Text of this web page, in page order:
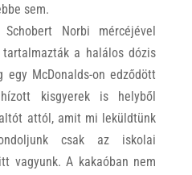
sem.
Schobert Norbi mércéjével
a halálos dózis
egy McDonalds-on edződött
kisgyerek is helyből
attól, amit mi leküldtünk
csak az iskolai
vagyunk.A kakaóban nem